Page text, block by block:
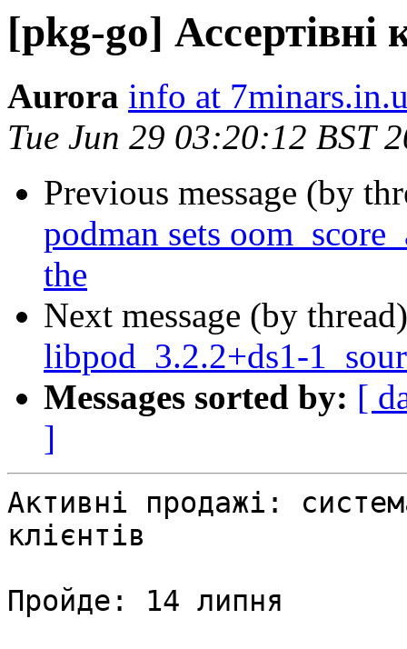
[pkg-go] Ассертівні
Aurora info at
Tue Jun 29 03:20:12 BST
Previous message (by
podman sets
the
Next message (by
libpod_3.2.2+ds1-
Messages sorted by: [
]
Активні продажі:
клієнтів
Пройде: 14 липня